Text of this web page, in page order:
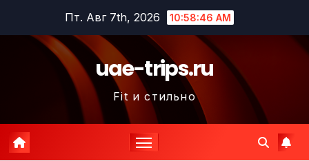
содержимому
Пт. Авг 7th, 2026 10:58:48 AM
uae-trips.ru
Fit и стильно